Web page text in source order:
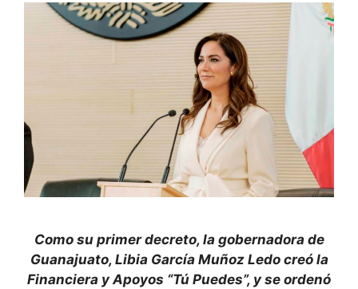
Como su primer decreto, la gobernadora de
Guanajuato, Libia García Muñoz Ledo creó la
Financiera y Apoyos “Tú Puedes”, y se ordenó